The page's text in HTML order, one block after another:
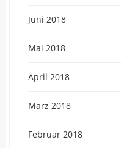
Juni 2018
Mai 2018
April 2018
März 2018
Februar 2018